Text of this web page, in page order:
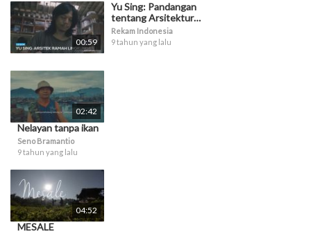
00:59
Yu Sing: Pandangan
tentang Arsitektur
Ramah Lingkungan
Rekam Indonesia
9 tahun yang lalu
02:42
Nelayan tanpa ikan
Seno Bramantio
9 tahun yang lalu
04:52
MESALE